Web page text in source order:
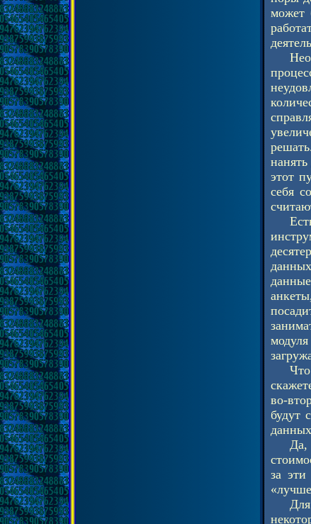
может
этот
себя
во-
будут
Да,
за